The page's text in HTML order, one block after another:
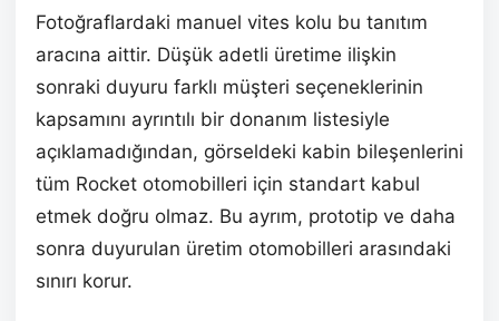
Fotoğraflardaki manuel vites kolu bu tanıtım
aracına aittir. Düşük adetli üretime ilişkin
sonraki duyuru farklı müşteri seçeneklerinin
kapsamını ayrıntılı bir donanım listesiyle
açıklamadığından, görseldeki kabin bileşenlerini
tüm Rocket otomobilleri için standart kabul
etmek doğru olmaz. Bu ayrım, prototip ve daha
sonra duyurulan üretim otomobilleri arasındaki
sınırı korur.